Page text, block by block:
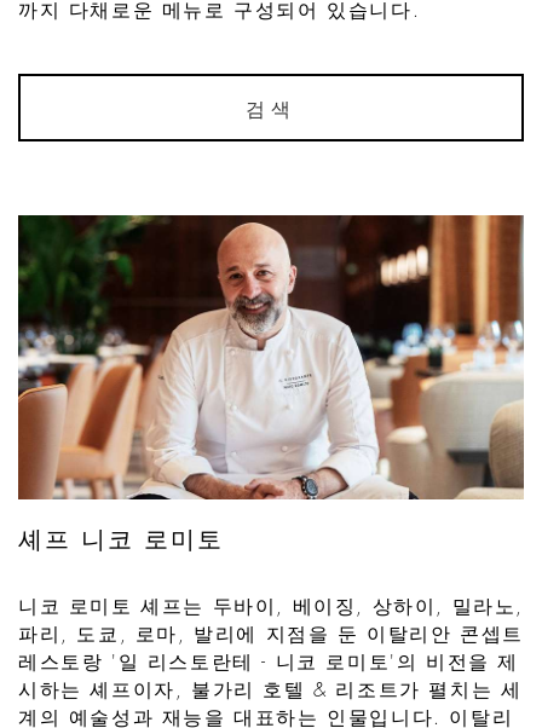
까지 다채로운 메뉴로 구성되어 있습니다.
검색
셰프 니코 로미토
니코 로미토 셰프는 두바이, 베이징, 상하이, 밀라노,
파리, 도쿄, 로마, 발리에 지점을 둔 이탈리안 콘셉트
레스토랑 '일 리스토란테 - 니코 로미토'의 비전을 제
시하는 셰프이자, 불가리 호텔 & 리조트가 펼치는 세
계의 예술성과 재능을 대표하는 인물입니다. 이탈리